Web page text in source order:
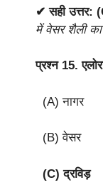
✔ सही उत्तर:
में वेसर शैली
प्रश्न 15.
(A) नागर
(B) वेसर
(C) द्रविड़